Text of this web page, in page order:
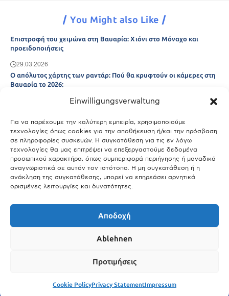
Einwilligungsverwaltung
Για να παρέχουμε την καλύτερη εμπειρία, χρησιμοποιούμε
τεχνολογίες όπως cookies για την αποθήκευση ή/και την πρόσβαση
σε πληροφορίες συσκευών. Η συγκατάθεση για τις εν λόγω
τεχνολογίες θα μας επιτρέψει να επεξεργαστούμε δεδομένα
προσωπικού χαρακτήρα, όπως συμπεριφορά περιήγησης ή μοναδικά
αναγνωριστικά σε αυτόν τον ιστότοπο. Η μη συγκατάθεση ή η
ανάκληση της συγκατάθεσης, μπορεί να επηρεάσει αρνητικά
ορισμένες λειτουργίες και δυνατότητες.
Αποδοχή
Ablehnen
Προτιμήσεις
Cookie PolicyPrivacy StatementImpressum
You Might also Like
Επιστροφή του χειμώνα στη Βαυαρία: Χιόνι στο Μόναχο και
προειδοποιήσεις
29.03.2026
Ο απόλυτος χάρτης των ραντάρ: Πού θα κρυφτούν οι κάμερες στη
Βαυαρία το 2026;
Μόναχο;
25.03.2026
Θύελλα χτυπά το Μόναχο: Κίνδυνος από τους ισχυρούς ανέμους
και τις καταιγίδες
25.03.2026